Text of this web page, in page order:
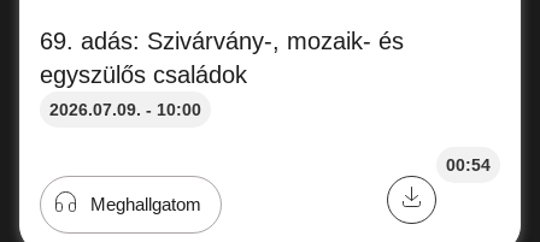
69. adás: Szivárvány-, mozaik- és
egyszülős családok
2026.07.09. - 10:00
00:54
Meghallgatom